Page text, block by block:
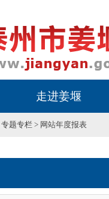
走进姜堰
专题专栏 > 网站年度报表